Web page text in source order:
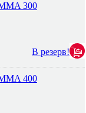
300
В резерв!
400